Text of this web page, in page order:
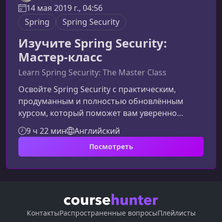
14 мая 2019 г., 04:56
Spring
Spring Security
Изучите Spring Security:
Мастер-класс
Learn Spring Security: The Master Class
Освойте Spring Security с практическим,
продуманным и полностью обновлённым
курсом, который поможет вам уверенно
защищать Java‑приложения любого масштаба.
От базовых принципов до продвинутых
подходов — курс охватывает все ключевые
аспекты современной безопасности.Что вы
изучите в этом мастер‑классеПрограмма
раскрывают полный цикл построения
безопасности в приложениях на Spring. Вы
9 ч 22 мин Английский
Посмотреть
КонтактыРаспространенные вопросыПлейлисты